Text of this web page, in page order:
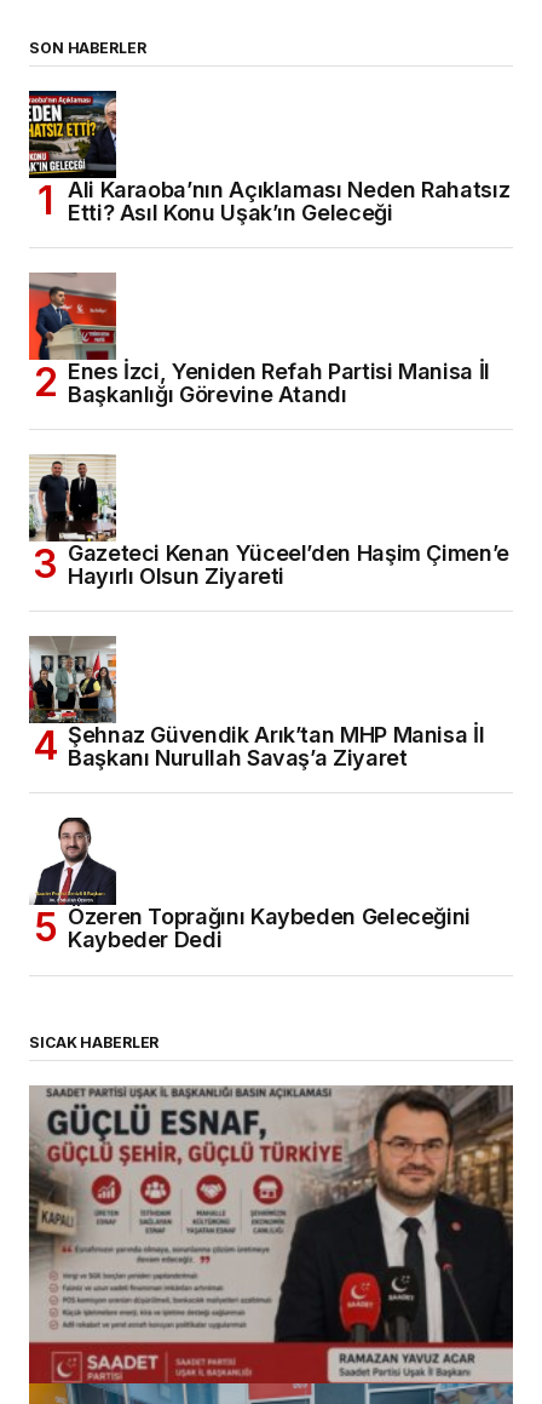
SON HABERLER
Ali Karaoba’nın Açıklaması Neden Rahatsız
Etti? Asıl Konu Uşak’ın Geleceği
Enes İzci, Yeniden Refah Partisi Manisa İl
Başkanlığı Görevine Atandı
Gazeteci Kenan Yüceel’den Haşim Çimen’e
Hayırlı Olsun Ziyareti
Şehnaz Güvendik Arık’tan MHP Manisa İl
Başkanı Nurullah Savaş’a Ziyaret
Özeren Toprağını Kaybeden Geleceğini
Kaybeder Dedi
SICAK HABERLER
(başlıksız)
Alaattin Karahan tarafından 14/07/2026